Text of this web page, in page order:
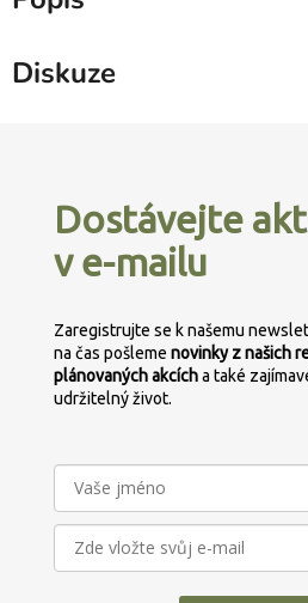
Diskuze
Dostávejte
v e-mailu
Zaregistrujte se k našemu
na čas pošleme novinky z našich
plánovanýchakcícha také
udržitelný život.